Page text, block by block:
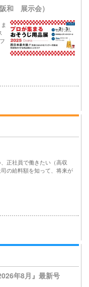
和 展示会）
正社員で働きたい（高収
の給料額を知って、将来が
年8月』最新号